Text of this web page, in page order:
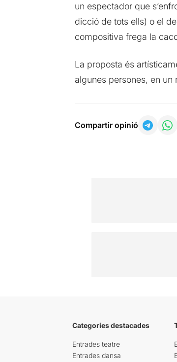
un espectador que
dicció de tots ells) o el
compositiva frega la
La proposta és
algunes persones, en
Compartir opinió
Categories destacades
Entrades teatre
Entrades dansa